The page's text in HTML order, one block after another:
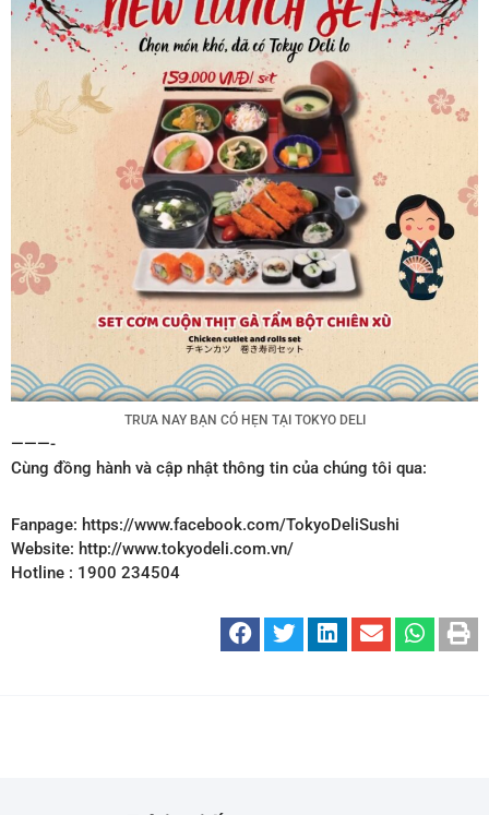
TRƯA NAY BẠN CÓ HẸN TẠI TOKYO DELI
———-
Cùng đồng hành và cập nhật thông tin của chúng tôi qua:
Fanpage: https://www.facebook.com/TokyoDeliSushi
Website: http://www.tokyodeli.com.vn/
Hotline : 1900 234504